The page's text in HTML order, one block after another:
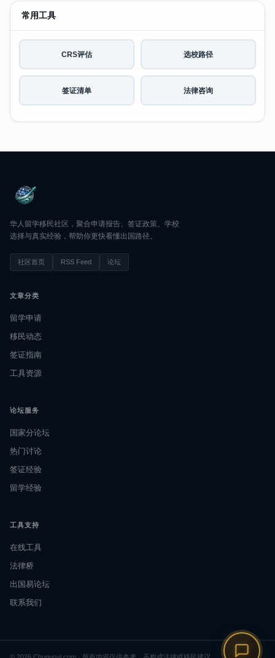
常用工具
CRS评估 选校路径
签证清单 法律咨询
华人留学移民社区，聚合申请报告、签证政策、学校
选择与真实经验，帮助你更快看懂出国路径。
社区首页 RSS Feed 论坛
文章分类
留学申请
移民动态
签证指南
工具资源
论坛服务
国家分论坛
热门讨论
签证经验
留学经验
工具支持
在线工具
法律桥
出国易论坛
联系我们